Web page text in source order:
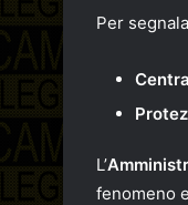
Per
L’
fenomeno